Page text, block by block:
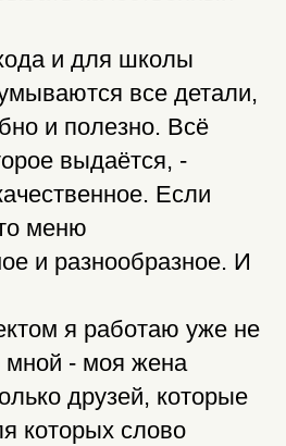
и для школы
все детали,
и полезно. Всё
выдаётся, -
Если
меню
и разнообразное. И
я работаю уже не
мной - моя жена
друзей, которые
которых слово